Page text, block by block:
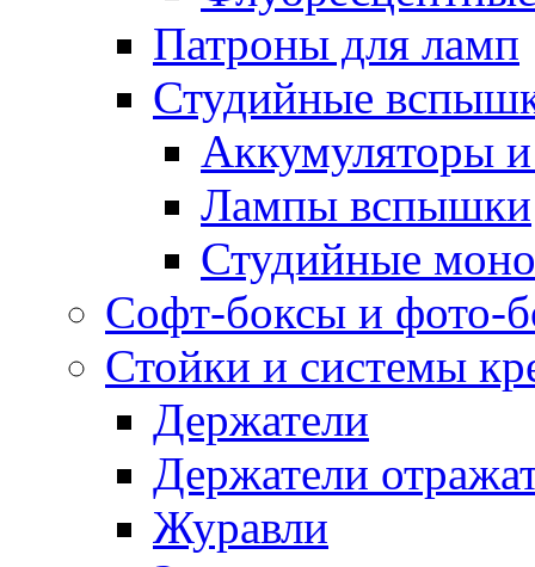
Патроны для ламп
Студийные
Аккумуляторы
Лампы вспышки
Студийные
Софт-боксы и фото-
Стойки и системы
Держатели
Держатели
Журавли